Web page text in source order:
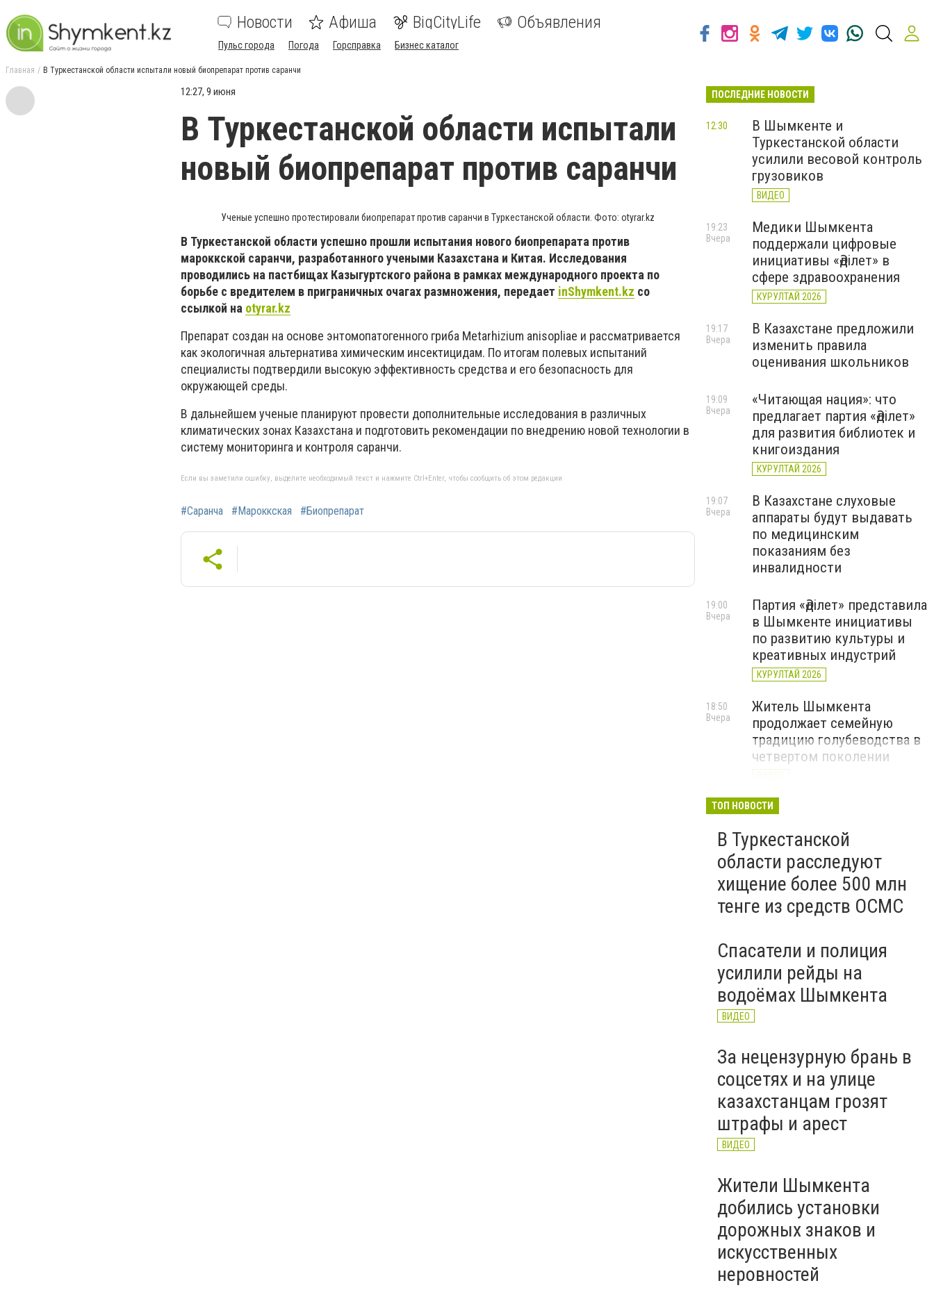
Новости Афиша BigCityLife Объявления
Пульс города Погода Горсправка Бизнес каталог
Главная В Туркестанской области испытали новый биопрепарат против саранчи
12:27, 9 июня
В Туркестанской области испытали
новый биопрепарат против саранчи
Ученые успешно протестировали биопрепарат против саранчи в Туркестанской области. Фото: otyrar.kz
В Туркестанской области успешно прошли испытания нового биопрепарата против
мароккской саранчи, разработанного учеными Казахстана и Китая. Исследования
проводились на пастбищах Казыгуртского района в рамках международного проекта по
борьбе с вредителем в приграничных очагах размножения, передает inShymkent.kz со
ссылкой на otyrar.kz
Препарат создан на основе энтомопатогенного гриба Metarhizium anisopliae и рассматривается
как экологичная альтернатива химическим инсектицидам. По итогам полевых испытаний
специалисты подтвердили высокую эффективность средства и его безопасность для
окружающей среды.
В дальнейшем ученые планируют провести дополнительные исследования в различных
климатических зонах Казахстана и подготовить рекомендации по внедрению новой технологии в
систему мониторинга и контроля саранчи.
Если вы заметили ошибку, выделите необходимый текст и нажмите Ctrl+Enter, чтобы сообщить об этом редакции
#Саранча #Мароккская #Биопрепарат
ПОСЛЕДНИЕ НОВОСТИ
В Шымкенте и
Туркестанской области
усилили весовой контроль
грузовиков
ВИДЕО
12:30
Медики Шымкента
поддержали цифровые
инициативы «Әділет» в
сфере здравоохранения
КУРУЛТАЙ 2026
19:23
Вчера
В Казахстане предложили
изменить правила
оценивания школьников
19:17
Вчера
«Читающая нация»: что
предлагает партия «Әділет»
для развития библиотек и
книгоиздания
КУРУЛТАЙ 2026
19:09
Вчера
В Казахстане слуховые
аппараты будут выдавать
по медицинским
показаниям без
инвалидности
19:07
Вчера
Партия «Әділет» представила
в Шымкенте инициативы
по развитию культуры и
креативных индустрий
КУРУЛТАЙ 2026
19:00
Вчера
Житель Шымкента
продолжает семейную
традицию голубеводства в
четвертом поколении
18:50
Вчера
«Әділет» объединила
регионов на форуме
цифровых инициатив
КУРУЛТАЙ 2026
17:22
ТОП НОВОСТИ
В Туркестанской
области расследуют
хищение более 500 млн
тенге из средств ОСМС
Спасатели и полиция
усилили рейды на
водоёмах Шымкента
ВИДЕО
За нецензурную брань в
соцсетях и на улице
казахстанцам грозят
штрафы и арест
ВИДЕО
Жители Шымкента
добились установки
дорожных знаков и
искусственных
неровностей